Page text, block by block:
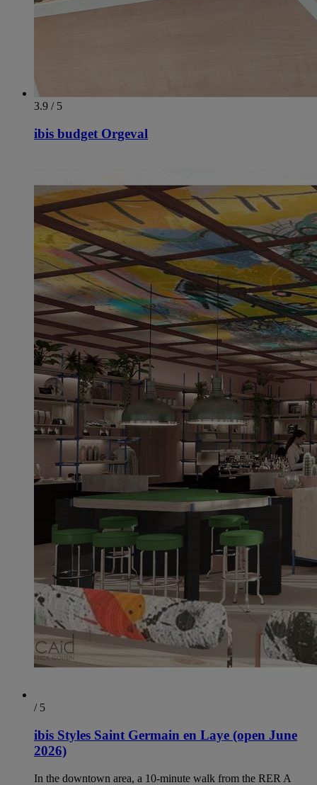
3.9 / 5
ibis budget Orgeval
/ 5
ibis Styles Saint Germain en Laye (open June
2026)
In the downtown area, a 10-minute walk from the RER A